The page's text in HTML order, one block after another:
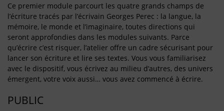
Ce premier module parcourt les quatre grands champs de
l’écriture tracés par l’écrivain Georges Perec : la langue, la
mémoire, le monde et l’imaginaire, toutes directions qui
seront approfondies dans les modules suivants. Parce
qu’écrire c’est risquer, l’atelier offre un cadre sécurisant pour
lancer son écriture et lire ses textes. Vous vous familiarisez
avec le dispositif, vous écrivez au milieu d’autres, des univers
émergent, votre voix aussi… vous avez commencé à écrire.
PUBLIC